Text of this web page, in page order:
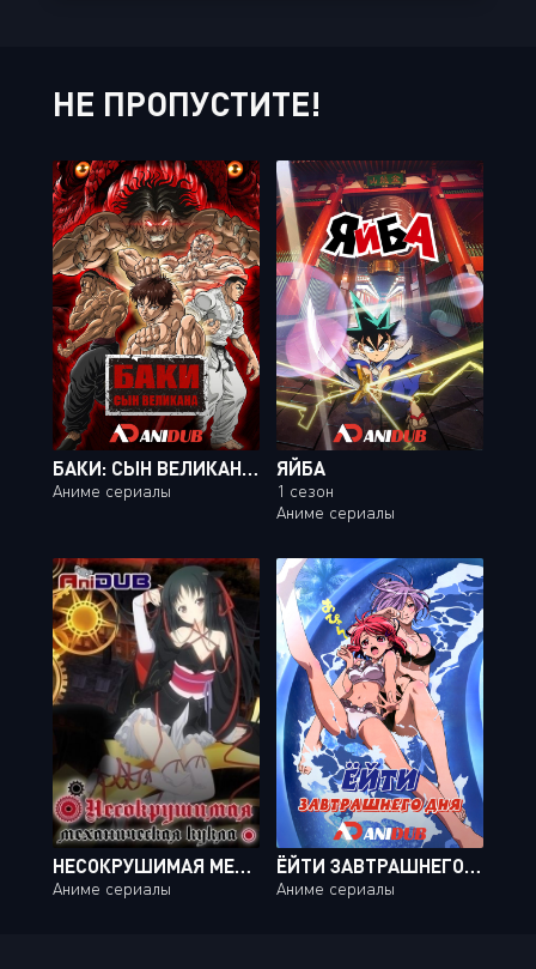
НЕ ПРОПУСТИТЕ!
БАКИ: СЫН ВЕЛИКАНА ТВ-2 / HANMA BAKI: SON OF OGRE TV-2 [27 ИЗ 27]
Аниме сериалы
ЯЙБА
1 сезон
Аниме сериалы
НЕСОКРУШИМАЯ МЕХАНИЧЕСКАЯ КУКЛА / UNBREAKABLE MACHINE DOLL [12 ИЗ 12]
Аниме сериалы
ЁЙТИ ЗАВТРАШНЕГО ДНЯ / ASU NO YOICHI [12 ИЗ 12]
Аниме сериалы